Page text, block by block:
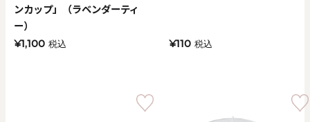
ンカップ」（ラベンダーティ
ー）
¥1,100 税込 ¥110 税込